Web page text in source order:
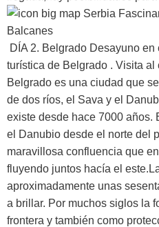
DÍA 2. Belgrado Desayuno en
turística de Belgrado . Visita
Belgrado es una ciudad que
de dos ríos, el Sava y el
existe desde hace 7000 años.
el Danubio desde el norte del
maravillosa confluencia que
fluyendo juntos hacía el
aproximadamente unas
a brillar. Por muchos siglos la
frontera y también como